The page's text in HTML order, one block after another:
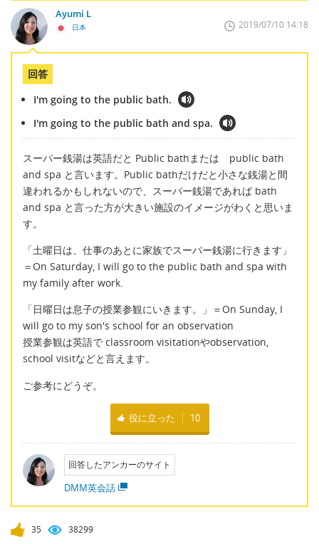
Ayumi L
日本 2019/07/10 14:18
回答
I'm going to the public bath.
I'm going to the public bath and spa.
スーパー銭湯は英語だと Public bathまたは public bath
and spa と言います。Public bathだけだと小さな銭湯と間
違われるかもしれないので、スーパー銭湯であれば bath
and spa と言った方が大きい施設のイメージがわくと思いま
す。
「土曜日は、仕事のあとに家族でスーパー銭湯に行きます」
＝On Saturday, I will go to the public bath and spa with
my family after work.
「日曜日は息子の授業参観にいきます。」＝On Sunday, I
will go to my son's school for an observation
授業参観は英語で classroom visitationやobservation,
school visitなどと言えます。
ご参考にどうぞ。
役に立った 10
回答したアンカーのサイト
DMM英会話
35 38299